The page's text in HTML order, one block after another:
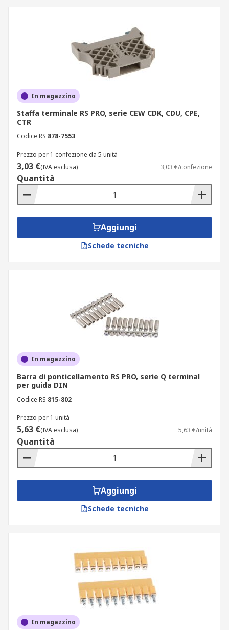
che entrano in contatto con la barra di
connessione interna nella morsettiera.
In magazzino
Staffa terminale RS PRO, serie CEW CDK, CDU, CPE,
CTR
Codice RS 878-7553
Prezzo per 1 confezione da 5 unità
3,03 €(IVA esclusa) 3,03 €/confezione
Quantità
Aggiungi
Schede tecniche
In magazzino
Barra di ponticellamento RS PRO, serie Q terminal
per guida DIN
Codice RS 815-802
Prezzo per 1 unità
5,63 €(IVA esclusa) 5,63 €/unità
Quantità
Aggiungi
Schede tecniche
In magazzino